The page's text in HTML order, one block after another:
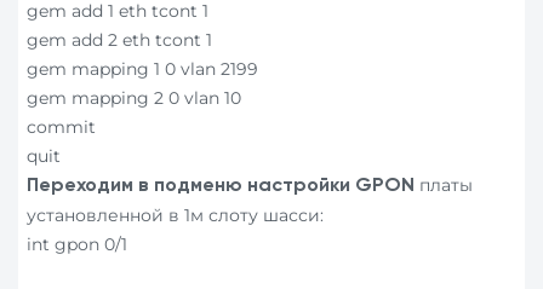
gem add 1 eth tcont 1
gem add 2 eth tcont 1
gem mapping 1 0 vlan 2199
gem mapping 2 0 vlan 10
commit
quit
Переходим в подменю настройки GPON платы
установленной в 1м слоту шасси:
int gpon 0/1